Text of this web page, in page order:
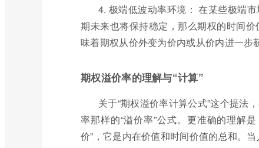
4. 极端低波动率环境： 在某些极端
期未来也将保持稳定，那么期权的时间
味着期权从价外变为价内或从价内进一步
期权溢价率的理解与“计算”
关于“期权溢价率计算公式”这个提法
率那样的“溢价率”公式。更准确的理解
价”，它是内在价值和时间价值的总和。